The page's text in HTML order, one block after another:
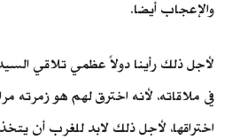
والإعجاب أيضا.
لأجل ذلك رأينا دولاً عظمي تلاقي
في ملاقاته، لأنه اخترق لهم هو زمرته
اختراقها، لأجل ذلك لابد للغرب أن يتخذ